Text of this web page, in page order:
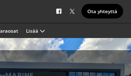
Ota yhteyttä
Lisää